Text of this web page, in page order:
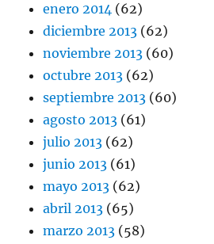
enero 2014 (62)
diciembre 2013 (62)
noviembre 2013 (60)
octubre 2013 (62)
septiembre 2013 (60)
agosto 2013 (61)
julio 2013 (62)
junio 2013 (61)
mayo 2013 (62)
abril 2013 (65)
marzo 2013 (58)